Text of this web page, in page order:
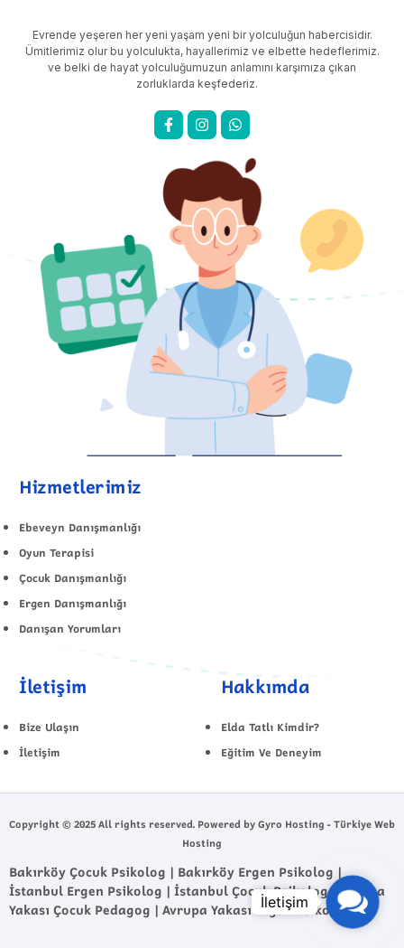
Evrende yeşeren her yeni yaşam yeni bir yolculuğun habercisidir.
Ümitlerimiz olur bu yolculukta, hayallerimiz ve elbette hedeflerimiz.
ve belki de hayat yolculuğumuzun anlamını karşımıza çıkan
zorluklarda keşfederiz.
Hizmetlerimiz
Ebeveyn Danışmanlığı
Oyun Terapisi
Çocuk Danışmanlığı
Ergen Danışmanlığı
Danışan Yorumları
İletişim
Bize Ulaşın
İletişim
Hakkımda
Elda Tatlı Kimdir?
Eğitim Ve Deneyim
Copyright © 2025 All rights reserved. Powered by Gyro Hosting - Türkiye Web
Hosting
Bakırköy Çocuk Psikolog | Bakırköy Ergen Psikolog |
İstanbul Ergen Psikolog | İstanbul Çocuk Psikolog | Avrupa
Yakası Çocuk Pedagog | Avrupa Yakası Ergen Psikolog
Contact
Us